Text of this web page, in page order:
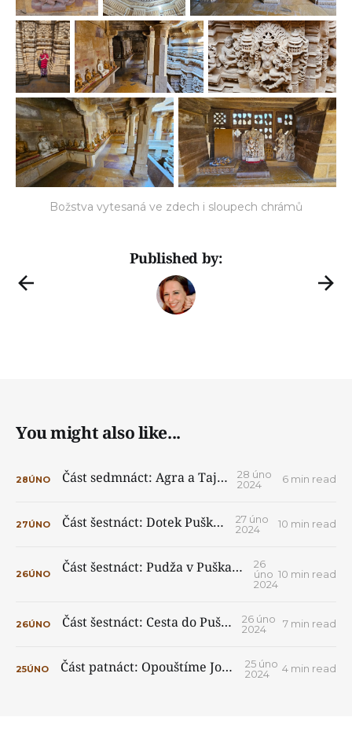
Božstva vytesaná ve zdech i sloupech chrámů
Published by:
You might also like...
28ÚNO Část sedmnáct: Agra a Taj Mahal
28 úno
2024
6 min read
27ÚNO Část šestnáct: Dotek Puškaru 3/3
27 úno
2024
10 min read
26ÚNO Část šestnáct: Pudža v Puškaru v chrámu Brahmy 2/3
26
úno
2024
10 min read
26ÚNO Část šestnáct: Cesta do Puškaru 1/3
26 úno
2024
7 min read
25ÚNO Část patnáct: Opouštíme Jodhpur 2/2
25 úno
2024
4 min read